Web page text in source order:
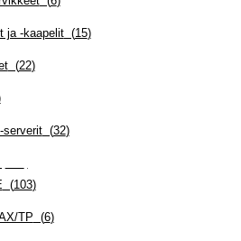
ja -kaapelit(15)
(22)
serverit(32)
(103)
TP (6)